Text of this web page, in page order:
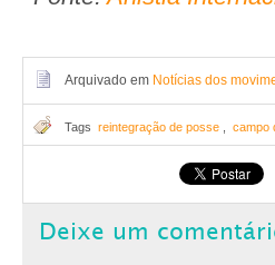
Arquivado em Notícias dos
Tags reintegração de posse campo
Deixe um